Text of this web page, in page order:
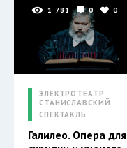
1 781 0 0
ЭЛЕКТРОТЕАТР
СТАНИСЛАВСКИЙ
СПЕКТАКЛЬ
Галилео. Опера для